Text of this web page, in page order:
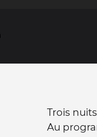
Trois
Au